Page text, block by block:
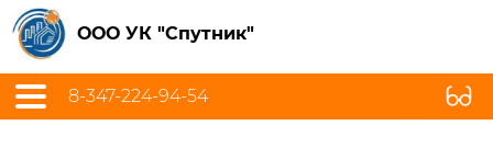
ООО УК "Спутник"
8-347-224-94-54